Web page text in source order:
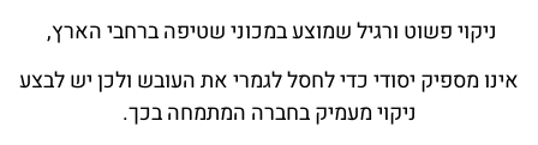
ניקוי פשוט ורגיל שמוצע במכוני שטיפה ברחבי הארץ,
אינו מספיק יסודי כדי לחסל לגמרי את העובש ולכן יש לבצע
ניקוי מעמיק בחברה המתמחה בכך.